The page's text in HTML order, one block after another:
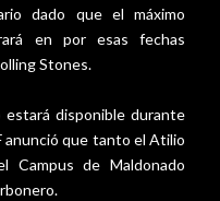
dado que el máximo
en por esas fechas
Stones.
estará disponible durante
anunció que tanto el Atilio
Campus de Maldonado